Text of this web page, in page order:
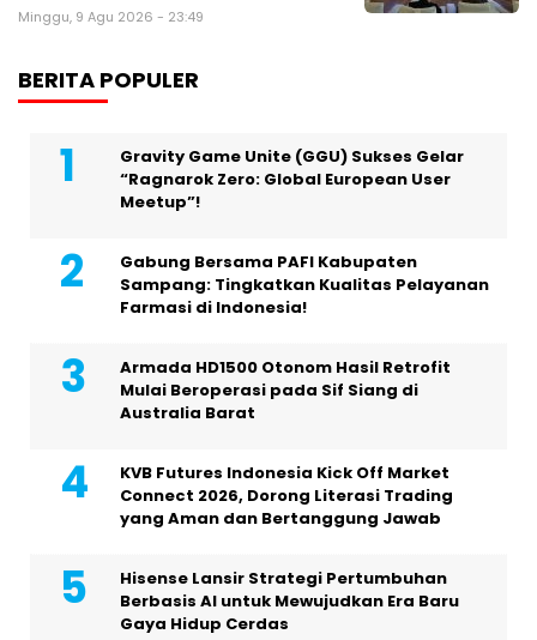
Minggu, 9 Agu 2026 - 23:49
BERITA POPULER
Gravity Game Unite (GGU) Sukses Gelar
“Ragnarok Zero: Global European User
Meetup”!
Gabung Bersama PAFI Kabupaten
Sampang: Tingkatkan Kualitas Pelayanan
Farmasi di Indonesia!
Armada HD1500 Otonom Hasil Retrofit
Mulai Beroperasi pada Sif Siang di
Australia Barat
KVB Futures Indonesia Kick Off Market
Connect 2026, Dorong Literasi Trading
yang Aman dan Bertanggung Jawab
Hisense Lansir Strategi Pertumbuhan
Berbasis AI untuk Mewujudkan Era Baru
Gaya Hidup Cerdas